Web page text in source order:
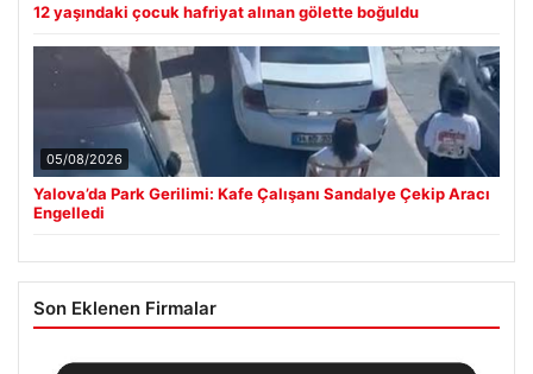
12 yaşındaki çocuk hafriyat alınan gölette boğuldu
05/08/2026
Yalova’da Park Gerilimi: Kafe Çalışanı Sandalye Çekip Aracı
Engelledi
Son Eklenen Firmalar